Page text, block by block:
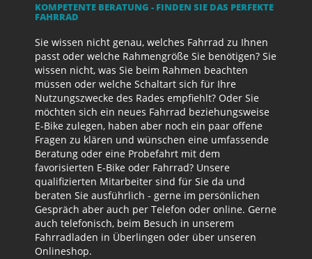
KOMPETENTE BERATUNG - FINDEN SIE DAS PERFEKTE
FAHRRAD
Sie wissen nicht genau, welches Fahrrad zu Ihnen
passt oder welche Rahmengröße Sie benötigen? Sie
wissen nicht, was Sie beim Rahmen beachten
müssen oder welche Schaltart sich für Ihre
Nutzungszwecke des Rades empfiehlt? Oder Sie
möchten sich ein neues Fahrrad beziehungsweise
E-Bike zulegen, haben aber noch ein paar offene
Fragen zu klären und wünschen eine umfassende
Beratung oder eine Probefahrt mit dem
favorisierten E-Bike oder Fahrrad? Unsere
qualifizierten Mitarbeiter sind für Sie da und
beraten Sie ausführlich - gerne im persönlichen
Gespräch aber auch per Telefon oder online. Gerne
auch telefonisch, beim Besuch in unserem
Fahrradladen in Überlingen oder über unseren
Onlineshop.